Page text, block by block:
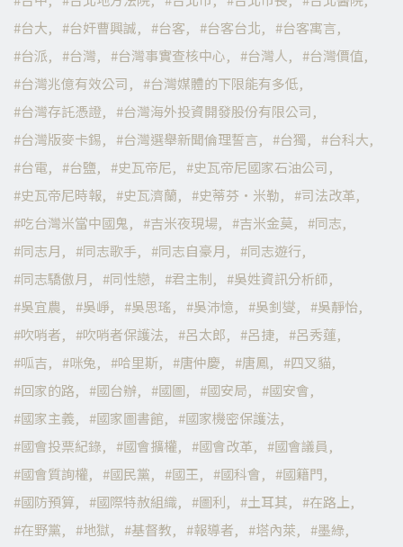
台大
台奸曹興誠 台客 台客台北
台客寓言
台派
台灣 台灣事實查核中心 台灣人
台灣價值
台灣兆億有效公司
台灣媒體的下限能有多低
台灣存託憑證
台灣海外投資開發股份有限公司
台灣版麥卡錫
台灣選舉新聞倫理誓言 台獨
台科大
台電
台鹽 史瓦帝尼
史瓦帝尼國家石油公司
史瓦帝尼時報
史瓦濟蘭 史蒂芬·米勒
司法改革
吃台灣米當中國鬼
吉米夜現場 吉米金莫
同志
同志月
同志歌手 同志自豪月
同志遊行
同志驕傲月
同性戀 君主制
吳姓資訊分析師
吳宜農
吳崢 吳思瑤 吳沛憶 吳釗燮
吳靜怡
吹哨者
吹哨者保護法 呂太郎 呂捷
呂秀蓮
呱吉
咪兔 哈里斯 唐仲慶 唐鳳
四叉貓
回家的路
國台辦 國圖 國安局
國安會
國家主義
國家圖書館
國家機密保護法
國會投票紀錄
國會擴權 國會改革
國會議員
國會質詢權
國民黨 國王 國科會
國籍門
國防預算
國際特赦組織 圖利 土耳其
在路上
在野黨
地獄 基督教 報導者 塔內萊
墨綠